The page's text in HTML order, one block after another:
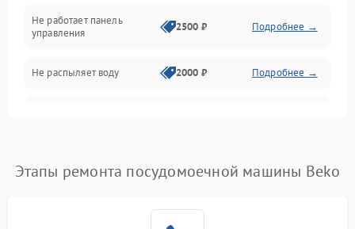
Гигиена
Программное обеспечение
Не работает панель
управления
2500 ₽ Подробнее →
Не распыляет воду 2000 ₽ Подробнее →
воды
1800 ₽ Подробнее →
Этапы ремонта посудомоечной машины Beko